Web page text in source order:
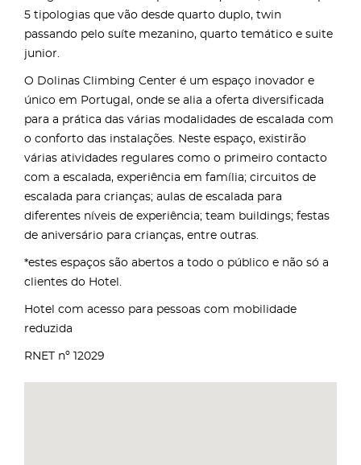
5 tipologias que vão desde quarto duplo, twin
passando pelo suíte mezanino, quarto temático e suite
junior.
O Dolinas Climbing Center é um espaço inovador e
único em Portugal, onde se alia a oferta diversificada
para a prática das várias modalidades de escalada com
o conforto das instalações. Neste espaço, existirão
várias atividades regulares como o primeiro contacto
com a escalada, experiência em família; circuitos de
escalada para crianças; aulas de escalada para
diferentes níveis de experiência; team buildings; festas
de aniversário para crianças, entre outras.
*estes espaços são abertos a todo o público e não só a
clientes do Hotel.
Hotel com acesso para pessoas com mobilidade
reduzida
RNET nº 12029